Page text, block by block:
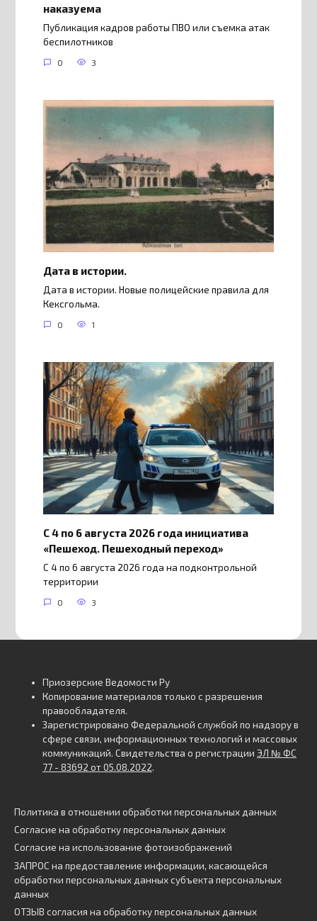
наказуема
Публикация кадров работы ПВО или съемка атак
беспилотников
0 3
Дата в истории.
Дата в истории. Новые полицейские правила для
Кексгольма.
0 1
С 4 по 6 августа 2026 года инициатива
«Пешеход. Пешеходный переход»
С 4 по 6 августа 2026 года на подконтрольной
территории
0 3
Приозерские Ведомости Ру
Копирование материалов только с разрешения
правообладателя.
Зарегистрировано Федеральной службой по надзору в
сфере связи, информационных технологий и массовых
коммуникаций. Свидетельства о регистрации ЭЛ № ФС
77 - 83692 от 05.08.2022.
Политика в отношении обработки персональных данных
Согласие на обработку персональных данных
Согласие на использование фотоизображений
ЗАПРОС на предоставление информации, касающейся
обработки персональных данных субъекта персональных
данных
ОТЗЫВ согласия на обработку персональных данных